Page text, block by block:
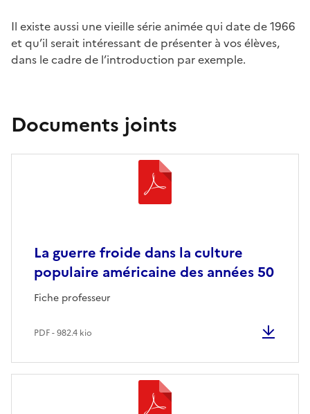
Il existe aussi une vieille série animée qui date de 1966
et qu’il serait intéressant de présenter à vos élèves,
dans le cadre de l’introduction par exemple.
Documents joints
La guerre froide dans la culture
populaire américaine des années 50
Fiche professeur
PDF - 982.4 kio